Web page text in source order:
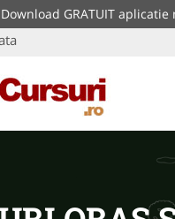
GRATUIT aplicatie